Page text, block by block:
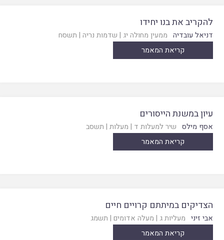
להקריב את בנו יחידו
דניאל עובדיה ממעין מחולה יג | שדמות נריה | תשסח
קריאת המאמר
עיון במשנת הייסורים
אסף מילס שיר למעלות ד | מעלות | תשסב
קריאת המאמר
הצדיקים במיתתם קרויים חיים
אבי זיני מעליות ג | מעלה אדומים | תשמג
קריאת המאמר